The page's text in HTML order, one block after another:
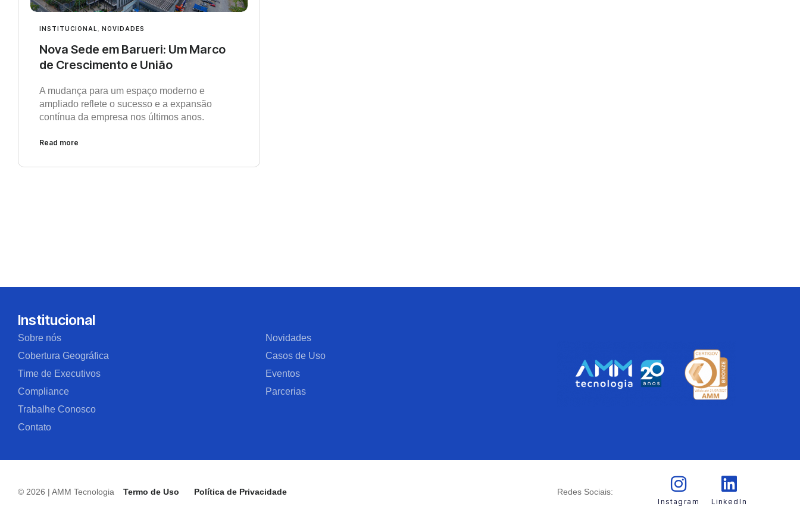
INSTITUCIONAL NOVIDADES
Nova Sede em Barueri: Um Marco
de Crescimento e União
A mudança para um espaço moderno e
ampliado reflete o sucesso e a expansão
contínua da empresa nos últimos anos.
Read more
Institucional
Sobre nós
Cobertura Geográfica
Time de Executivos
Compliance
Trabalhe Conosco
Contato
Novidades
Casos de Uso
Eventos
Parcerias
© 2026 | AMM Tecnologia Termo de Uso Política de Privacidade Redes Sociais:
Instagram LinkedIn